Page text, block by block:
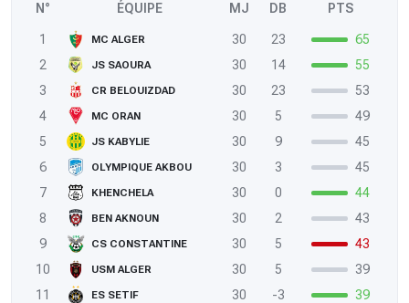
N° ÉQUIPE MJ DB PTS
1 MC ALGER 30 23
65
2
JS SAOURA 30 14
55
3
CR BELOUIZDAD 30 23
53
4
MC ORAN 30 5
49
5
JS KABYLIE 30 9
45
6
OLYMPIQUE AKBOU 30 3
45
7
KHENCHELA 30 0
44
8
BEN AKNOUN 30 2
43
9
CS CONSTANTINE 30 5
43
10
USM ALGER 30 5
39
11
ES SETIF 30 -3 39